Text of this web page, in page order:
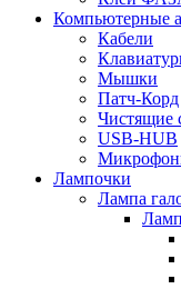
Компьютерные
Кабели
Мышки
Патч-Корд
Чистящие
USB-HUB
Лампочки
Лампа